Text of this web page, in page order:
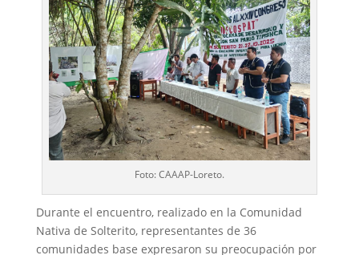
Foto: CAAAP-Loreto.
Durante el encuentro, realizado en la Comunidad
Nativa de Solterito, representantes de 36
comunidades base expresaron su preocupación por